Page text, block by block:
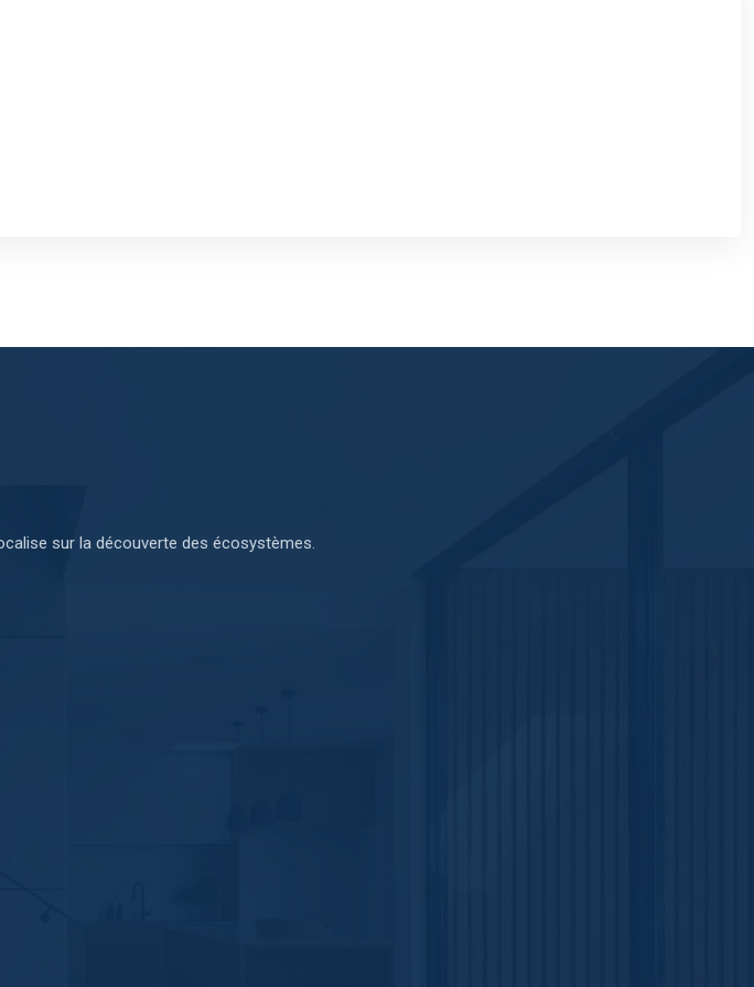
sur la découverte des écosystèmes.